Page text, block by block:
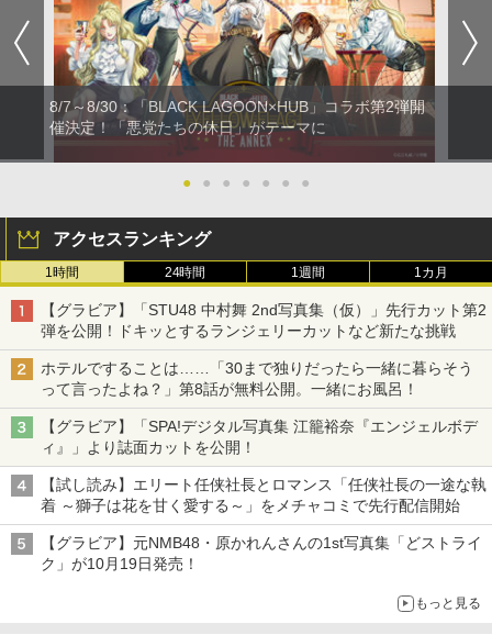
8/7～8/30：「BLACK LAGOON×HUB」コラボ第2弾開
催決定！「悪党たちの休日」がテーマに
● ● ● ● ● ● ●
アクセスランキング
1時間 24時間 1週間 1カ月
【グラビア】「STU48 中村舞 2nd写真集（仮）」先行カット第2
弾を公開！ドキッとするランジェリーカットなど新たな挑戦
ホテルですることは……「30まで独りだったら一緒に暮らそう
って言ったよね？」第8話が無料公開。一緒にお風呂！
【グラビア】「SPA!デジタル写真集 江籠裕奈『エンジェルボデ
ィ』」より誌面カットを公開！
【試し読み】エリート任侠社長とロマンス「任侠社長の一途な執
着 ～獅子は花を甘く愛する～」をメチャコミで先行配信開始
【グラビア】元NMB48・原かれんさんの1st写真集「どストライ
ク」が10月19日発売！
もっと見る